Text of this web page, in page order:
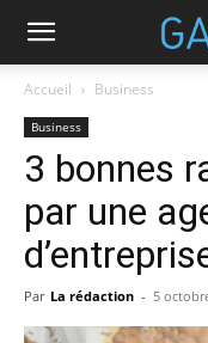
Accueil Business
Business
3 bonnes
par une
Par La rédaction - 5